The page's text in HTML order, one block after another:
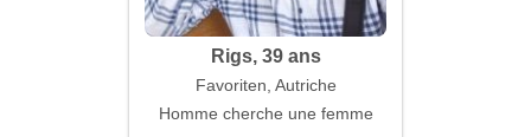
Rigs, 39 ans
Favoriten, Autriche
Homme cherche une femme